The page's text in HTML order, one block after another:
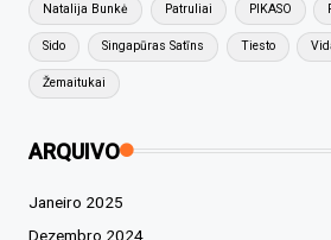
Natalija Bunkė Patruliai PIKASO
Sido Singapūras Satīns Tiesto
Žemaitukai
ARQUIVO
Janeiro 2025
Dezembro 2024